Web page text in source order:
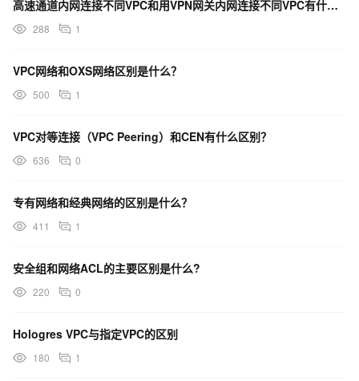
高速通道内网连接不同VPC和用VPN网关内网连接不同VPC有什么区别
288 1
VPC网络和OXS网络区别是什么？
500 1
VPC对等连接（VPC Peering）和CEN有什么区别？
636 0
专有网络和经典网络的区别是什么？
411 1
安全组和网络ACL的主要区别是什么?
220 0
Hologres VPC与指定VPC的区别
180 1